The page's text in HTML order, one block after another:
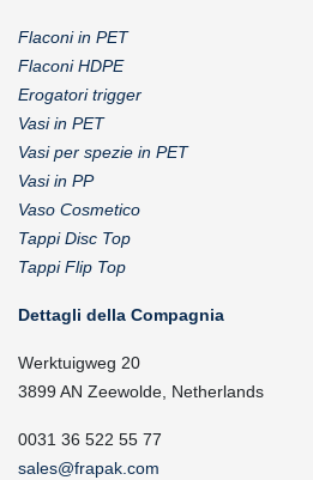
Flaconi in PET
Flaconi HDPE
Erogatori trigger
Vasi in PET
Vasi per spezie in PET
Vasi in PP
Vaso Cosmetico
Tappi Disc Top
Tappi Flip Top
Dettagli della Compagnia
Werktuigweg 20
3899 AN Zeewolde, Netherlands
0031 36 522 55 77
sales@frapak.com